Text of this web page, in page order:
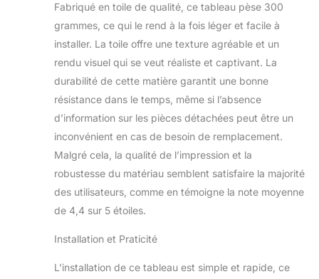
PRÊT À ACCROCHER
Toile montée sur
châssis bois robuste et
soigneusement
livraison sécurisée.
Fabriqué en toile de qualité, ce tableau pèse 300
grammes, ce qui le rend à la fois léger et facile à
installer. La toile offre une texture agréable et un
rendu visuel qui se veut réaliste et captivant. La
durabilité de cette matière garantit une bonne
résistance dans le temps, même si l’absence
d’information sur les pièces détachées peut être un
inconvénient en cas de besoin de remplacement.
Malgré cela, la qualité de l’impression et la
robustesse du matériau semblent satisfaire la majorité
des utilisateurs, comme en témoigne la note moyenne
de 4,4 sur 5 étoiles.
Installation et Praticité
L’installation de ce tableau est simple et rapide, ce